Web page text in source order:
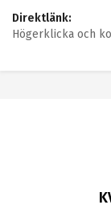
Direktlänk:
Högerklicka och